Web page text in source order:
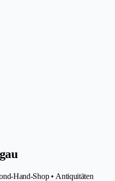
Hand-Shop • Antiquitäten